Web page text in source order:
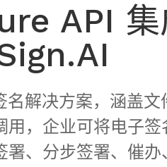
API 集
，企业可将电子签
、分步签署、催